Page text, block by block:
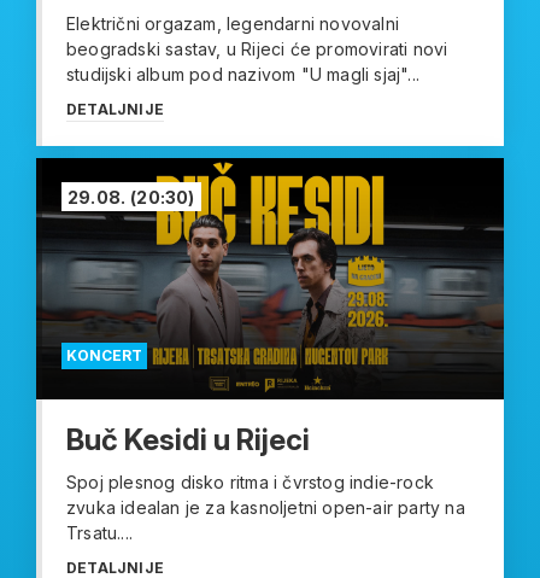
Električni orgazam, legendarni novovalni
beogradski sastav, u Rijeci će promovirati novi
studijski album pod nazivom "U magli sjaj"...
DETALJNIJE
KONCERT
29.08. (20:30)
Buč Kesidi u Rijeci
Spoj plesnog disko ritma i čvrstog indie-rock
zvuka idealan je za kasnoljetni open-air party na
Trsatu....
DETALJNIJE